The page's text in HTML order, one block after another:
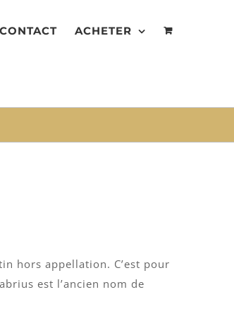
CONTACT ACHETER
hors appellation. C’est pour
est l’ancien nom de